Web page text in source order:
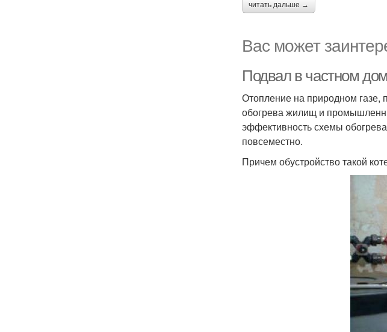
читать дальше →
Вас может
Подвал в частном
Отопление на природном газе,
обогрева жилищ и
эффективность схемы
повсеместно.
Причем обустройство такой